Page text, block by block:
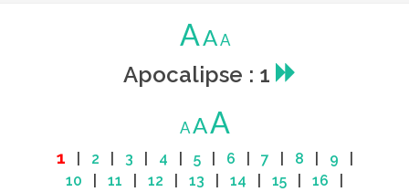
AAA
Apocalipse : 1
AAA
1 2 3 4 5| 6 7 8 9
10
11 12 13 14 15 16